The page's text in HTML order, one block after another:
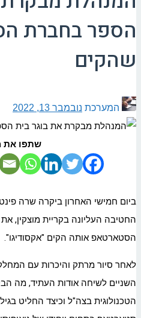
הספר בחברת
שהקים
המערכת נובמבר 13, 2022
שתפו את
ביום חמישי האחרון ביקרה שרה
החטיבה העליונה בקריית מוצקין,
הסטארטאפ אותה הקים "אקסודיגו".
לאחר סיור מרתק והיכרות עם
השניים לשיחה אודות העתיד, מה